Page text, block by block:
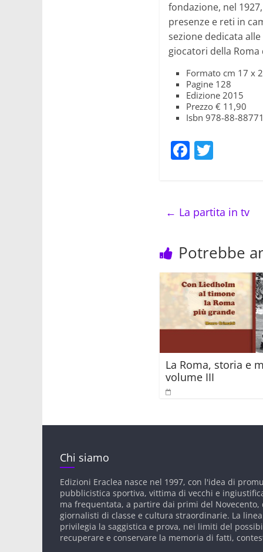
fondazione, nel
presenze e reti in
sezione dedicata
giocatori della
Formato cm 17 x
Pagine 128
Edizione 2015
Prezzo € 11,90
Isbn 978-88-
F
e
b
o
o
k
er
← La partita in tv
Potrebbe
La Roma, storia e
volume III
Chi siamo
Edizioni Eraclea nasce nel 1997, con l'idea di
pubblicistica sportiva, vittima di vecchi e
ma frequentata, a partire dai primi del Novecento,
giornalisti di classe e cultura straordinarie. La
privilegia la saggistica e prova, nei limiti del
recuperare e conservare la memoria di fatti,